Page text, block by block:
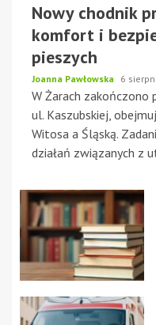
Nowy chodnik
komfort i
pieszych
Joanna Pawłowska 6
W Żarach zakończono
ul. Kaszubskiej,
Witosa a Śląską.
działań związanych z